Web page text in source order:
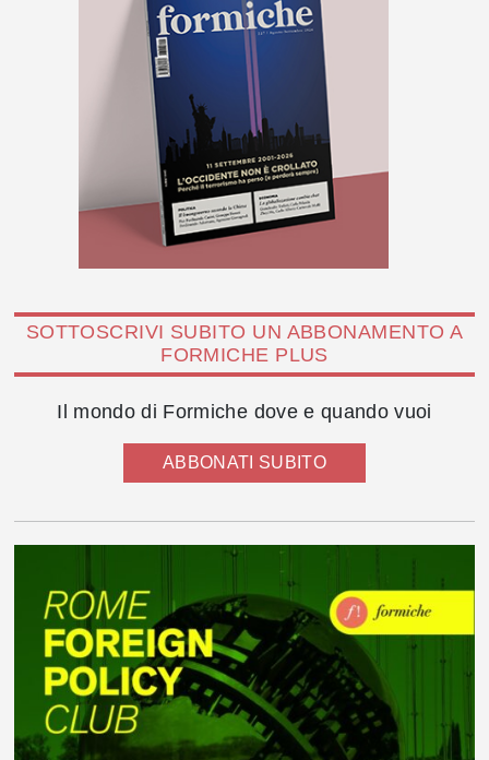
SOTTOSCRIVI SUBITO UN ABBONAMENTO A
FORMICHE PLUS
Il mondo di Formiche dove e quando vuoi
ABBONATI SUBITO